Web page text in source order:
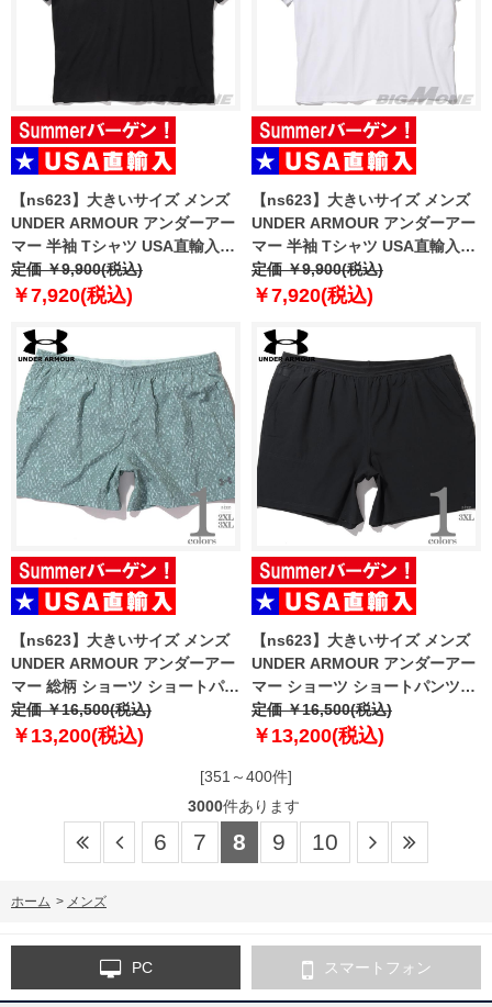
【ns623】大きいサイズ メンズ
UNDER ARMOUR アンダーアー
マー 半袖 Tシャツ USA直輸入
6000216-001
定価 ￥9,900(税込)
￥7,920(税込)
【ns623】大きいサイズ メンズ
UNDER ARMOUR アンダーアー
マー 半袖 Tシャツ USA直輸入
6000216-100
定価 ￥9,900(税込)
￥7,920(税込)
【ns623】大きいサイズ メンズ
UNDER ARMOUR アンダーアー
マー 総柄 ショーツ ショートパン
ツ USA直輸入 6009178-477
定価 ￥16,500(税込)
￥13,200(税込)
【ns623】大きいサイズ メンズ
UNDER ARMOUR アンダーアー
マー ショーツ ショートパンツ
USA直輸入 6009179-016
定価 ￥16,500(税込)
￥13,200(税込)
[351～400件]
3000件あります
6 7 8 9 10
ホーム > メンズ
PC スマートフォン